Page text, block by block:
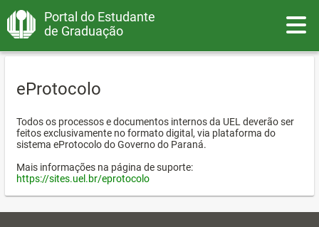
Portal do Estudante
de Graduação
eProtocolo
Todos os processos e documentos internos da UEL deverão ser
feitos exclusivamente no formato digital, via plataforma do
sistema eProtocolo do Governo do Paraná.
Mais informações na página de suporte:
https://sites.uel.br/eprotocolo